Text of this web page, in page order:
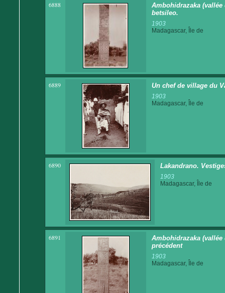
6888
Ambohidrazaka
betsileo.
1903
Madagascar, Île de
6889 Un chef de village du
1903
Madagascar, Île de
6890 Lakandrano.
1903
Madagascar, Île de
6891
Ambohidrazaka
précédent
1903
Madagascar, Île de